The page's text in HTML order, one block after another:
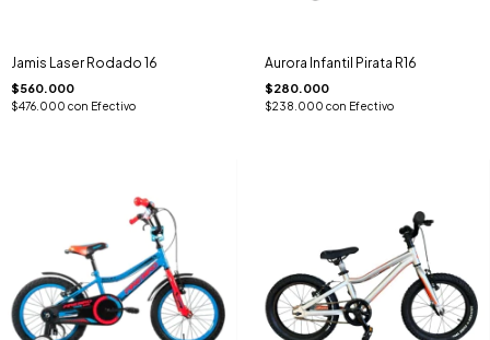
Jamis Laser Rodado 16
$560.000
$476.000 con Efectivo
Aurora Infantil Pirata R16
$280.000
$238.000 con Efectivo